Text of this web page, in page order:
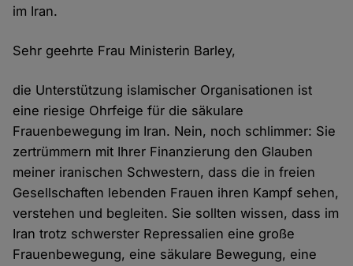
im Iran.
Sehr geehrte Frau Ministerin Barley,
die Unterstützung islamischer Organisationen ist
eine riesige Ohrfeige für die säkulare
Frauenbewegung im Iran. Nein, noch schlimmer: Sie
zertrümmern mit Ihrer Finanzierung den Glauben
meiner iranischen Schwestern, dass die in freien
Gesellschaften lebenden Frauen ihren Kampf sehen,
verstehen und begleiten. Sie sollten wissen, dass im
Iran trotz schwerster Repressalien eine große
Frauenbewegung, eine säkulare Bewegung, eine